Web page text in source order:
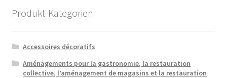
Produkt-Kategorien
Accessoires décoratifs
Aménagements pour la gastronomie, la restauration
collective, l’aménagement de magasins et la restauration